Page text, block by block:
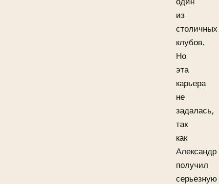
из
столичных
клубов.
Но
эта
карьера
не
задалась,
так
как
Александр
получил
серьезную